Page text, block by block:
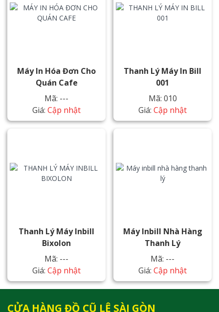
Máy In Hóa Đơn Cho
Quán Cafe
Mã: ---
Giá: Cập nhật
Thanh Lý Máy In Bill
001
Mã: 010
Giá: Cập nhật
Thanh Lý Máy Inbill
Bixolon
Mã: ---
Giá: Cập nhật
Máy Inbill Nhà Hàng
Thanh Lý
Mã: ---
Giá: Cập nhật
CỬA HÀNG ĐỒ CŨ LỆ SÀI GÒN